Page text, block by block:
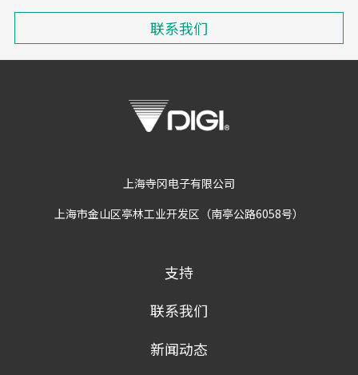
联系我们
上海寺冈电子有限公司
上海市金山区亭林工业开发区（南亭公路6058号）
支持
联系我们
新闻动态